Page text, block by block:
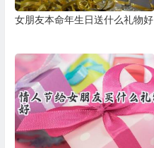
女朋友本命年生日送什么礼物好